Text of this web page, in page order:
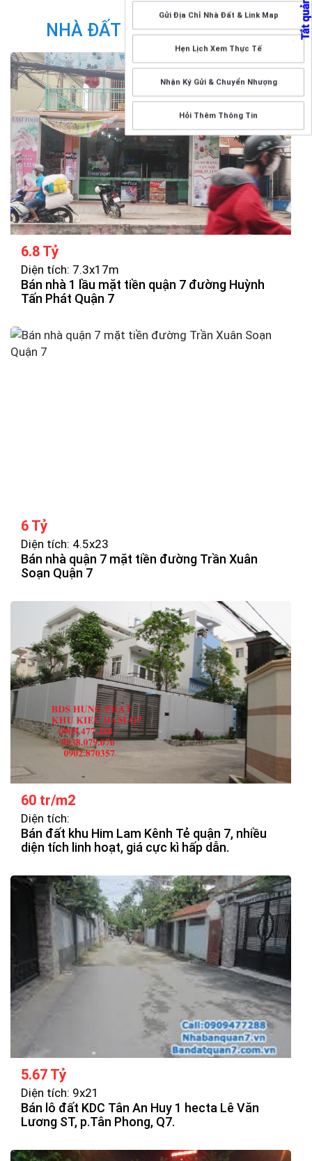
Gửi Địa Chỉ Nhà Đất & Link Map
Hẹn Lịch Xem Thực Tế
Nhận Ký Gửi & Chuyển Nhượng
Hỏi Thêm Thông Tin
NHÀ ĐẤT CÙNG DANH MỤC
6.8 Tỷ
Diện tích: 7.3x17m
Bán nhà 1 lầu mặt tiền quận 7 đường Huỳnh
Tấn Phát Quận 7
6 Tỷ
Diện tích: 4.5x23
Bán nhà quận 7 mặt tiền đường Trần Xuân
Soạn Quận 7
60 tr/m2
Diện tích:
Bán đất khu Him Lam Kênh Tẻ quận 7, nhiều
diện tích linh hoạt, giá cực kì hấp dẫn.
5.67 Tỷ
Diện tích: 9x21
Bán lô đất KDC Tân An Huy 1 hecta Lê Văn
Lương ST, p.Tân Phong, Q7.